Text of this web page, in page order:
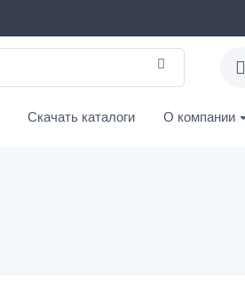
Скачать каталоги О компании